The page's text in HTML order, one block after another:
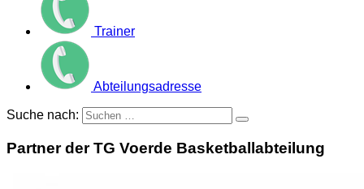
Trainer
Abteilungsadresse
Suche nach:
Partner der TG Voerde Basketballabteilung